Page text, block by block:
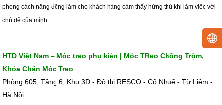
phong cách năng động làm cho khách hàng cảm thấy hứng thú khi làm việc với
chú dế của mình.
HTD Việt Nam – Móc treo phụ kiện | Móc TReo Chống Trộm,
Khóa Chặn Móc Treo
Phòng 605, Tầng 6, Khu 3D - Đô thị RESCO - Cổ Nhuế - Từ Liêm -
Hà Nội